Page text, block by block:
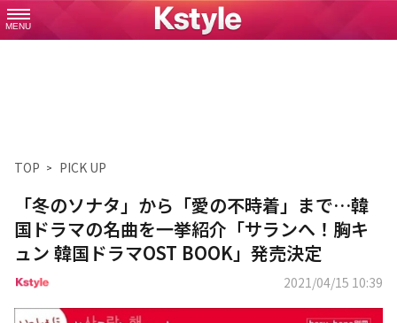
MENU
TOP PICK UP
「冬のソナタ」から「愛の不時着」まで…韓
国ドラマの名曲を一挙紹介「サランへ！胸キ
ュン 韓国ドラマOST BOOK」発売決定
2021/04/15 10:39